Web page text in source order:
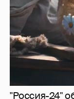
"Россия-24"